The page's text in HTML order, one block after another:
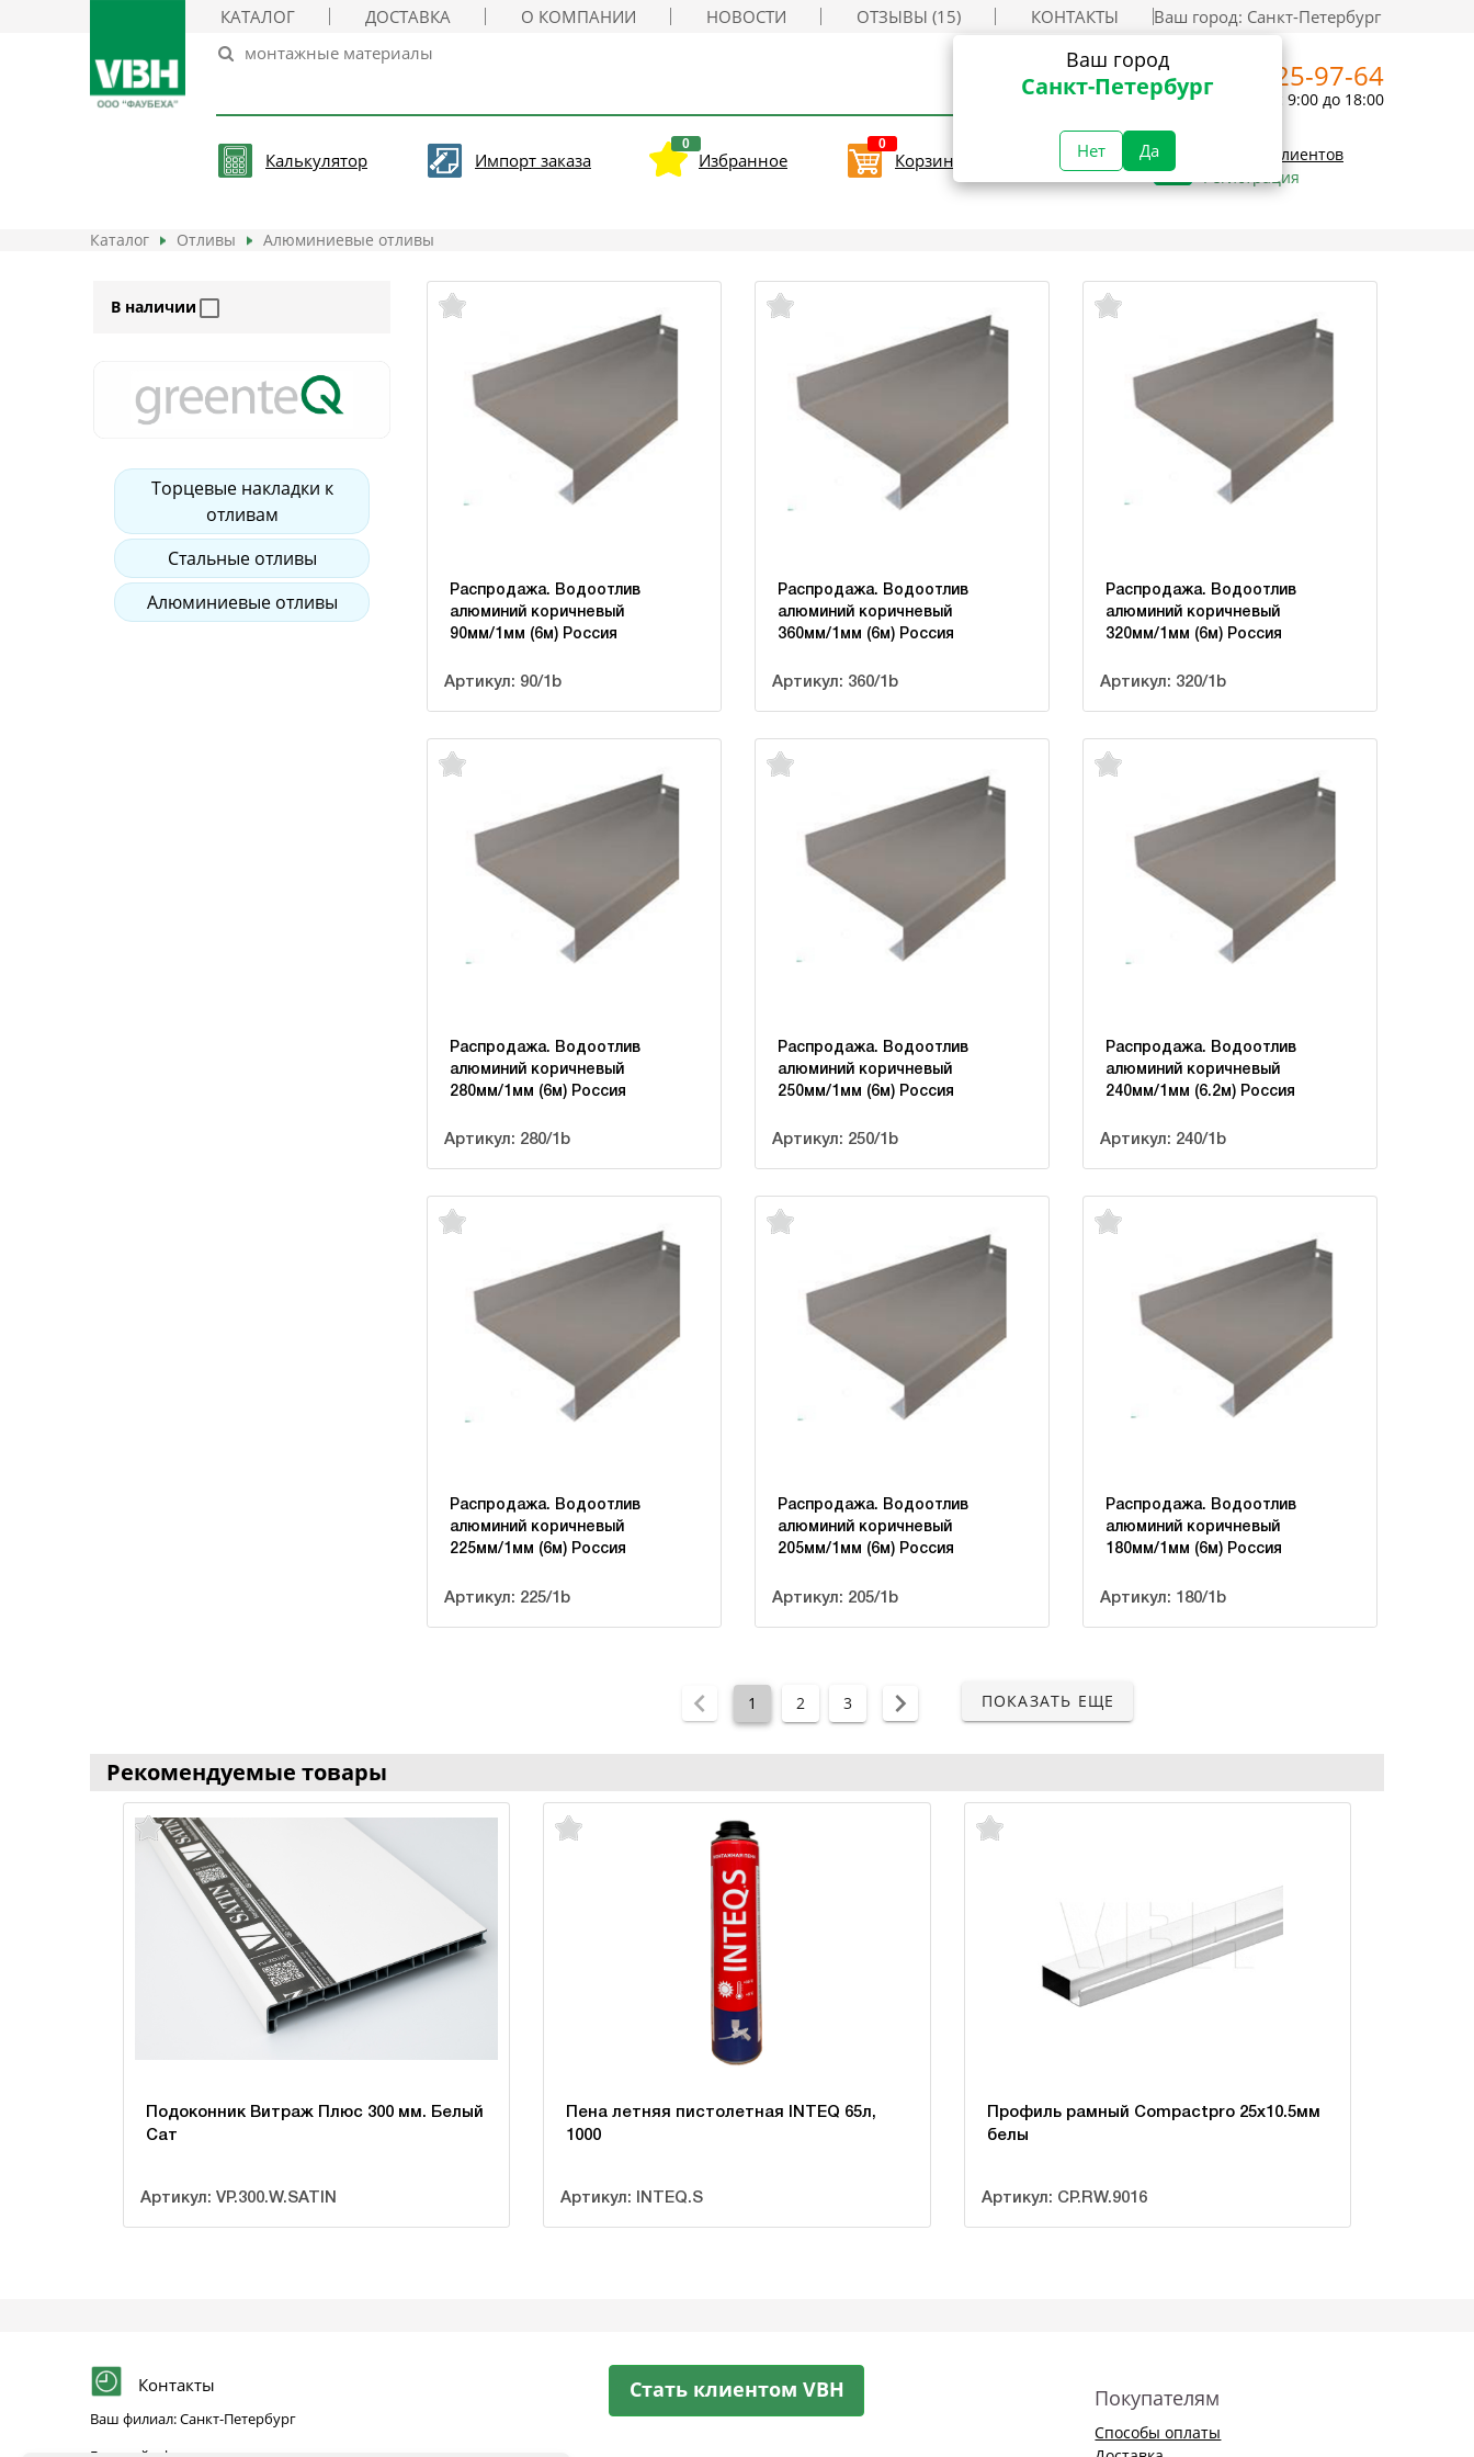
КАТАЛОГ ДОСТАВКА О КОМПАНИИ НОВОСТИ ОТЗЫВЫ (15) КОНТАКТЫ
Калькулятор Импорт заказа
0
Избранное
0
Корзина
Ваш город: Санкт-Петербург
+7 (812) 325-97-64
Пн-Пт с 9:00 до 18:00
Ваш город
Санкт-Петербург
Нет Да
Вход для клиентов
Регистрация
Каталог Отливы Алюминиевые отливы
В наличии
Торцевые накладки к
отливам
Стальные отливы
Алюминиевые отливы
Распродажа. Водоотлив
алюминий коричневый
90мм/1мм (6м) Россия
Артикул: 90/1b
Распродажа. Водоотлив
алюминий коричневый
360мм/1мм (6м) Россия
Артикул: 360/1b
Распродажа. Водоотлив
алюминий коричневый
320мм/1мм (6м) Россия
Артикул: 320/1b
Распродажа. Водоотлив
алюминий коричневый
280мм/1мм (6м) Россия
Артикул: 280/1b
Распродажа. Водоотлив
алюминий коричневый
250мм/1мм (6м) Россия
Артикул: 250/1b
Распродажа. Водоотлив
алюминий коричневый
240мм/1мм (6.2м) Россия
Артикул: 240/1b
Распродажа. Водоотлив
алюминий коричневый
225мм/1мм (6м) Россия
Артикул: 225/1b
Распродажа. Водоотлив
алюминий коричневый
205мм/1мм (6м) Россия
Артикул: 205/1b
Распродажа. Водоотлив
алюминий коричневый
180мм/1мм (6м) Россия
Артикул: 180/1b
1 2 3 ПОКАЗАТЬ ЕЩЕ
Рекомендуемые товары
Подоконник Витраж Плюс 300 мм. Белый
Сат
Артикул: VP.300.W.SATIN
Пена летняя пистолетная INTEQ 65л,
1000
Артикул: INTEQ.S
Профиль рамный Compactpro 25х10.5мм
белы
Артикул: CP.RW.9016
Контакты
Ваш филиал: Санкт-Петербург
Стать клиентом VBH Покупателям
Способы оплаты